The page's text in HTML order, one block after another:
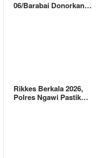
06/Barabai Donorkan…
Rikkes Berkala 2026,
Polres Ngawi Pastik…